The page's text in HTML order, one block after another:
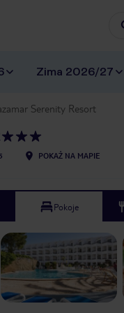
Zima 2026/27
Serenity Resort
POKAŻ NA MAPIE
Pokoje
Bardzo
O tym